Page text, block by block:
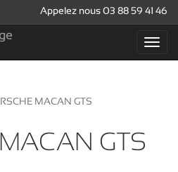
Appelez nous 03 88 59 41 46
MACAN GTS
GTS